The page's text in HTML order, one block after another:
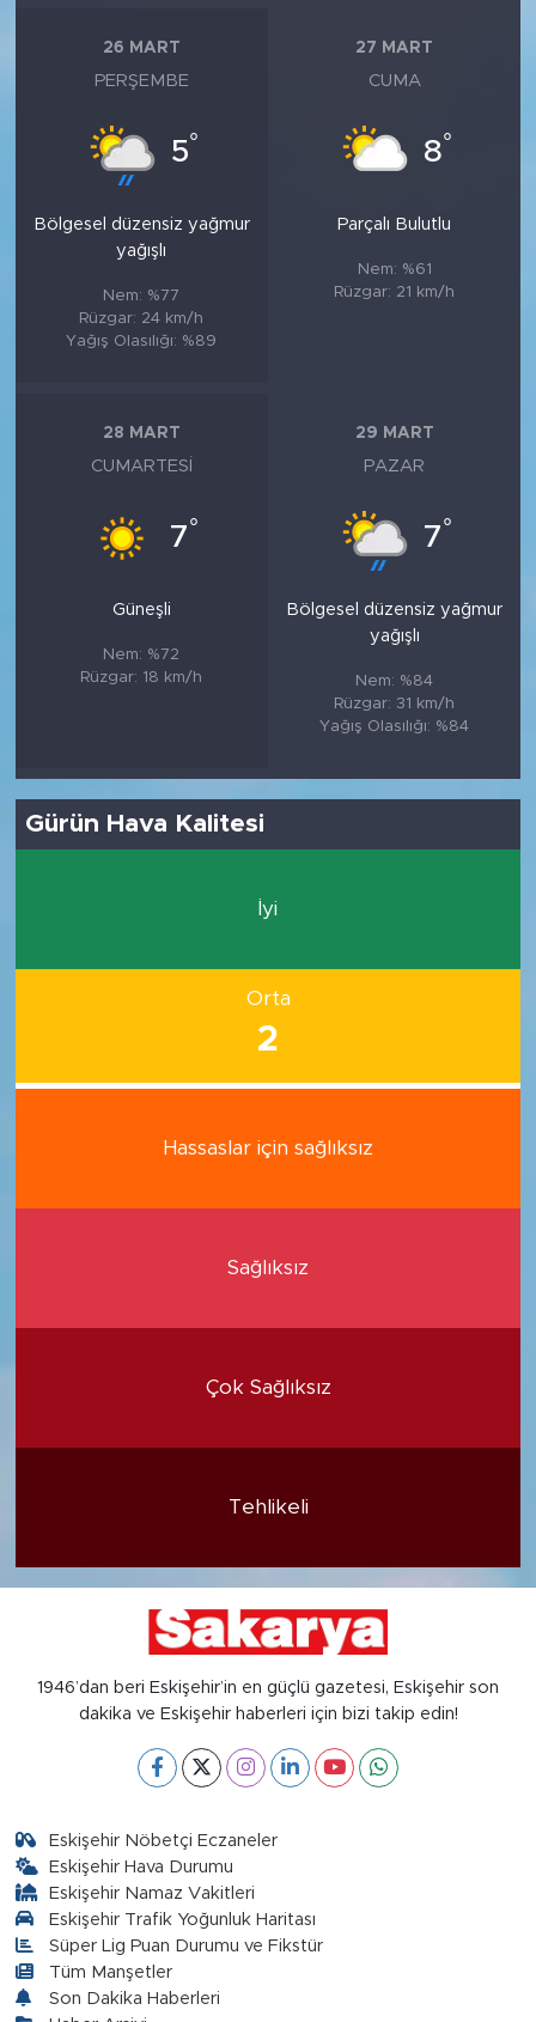
26 MART
PERŞEMBE
5°
Bölgesel düzensiz yağmur
yağışlı
Nem: %77
Rüzgar: 24 km/h
Yağış Olasılığı: %89
27 MART
CUMA
8°
Parçalı Bulutlu
Nem: %61
Rüzgar: 21 km/h
28 MART
CUMARTESI
7°
Güneşli
Nem: %72
Rüzgar: 18 km/h
29 MART
PAZAR
7°
Bölgesel düzensiz yağmur
yağışlı
Nem: %84
Rüzgar: 31 km/h
Yağış Olasılığı: %84
Gürün Hava Kalitesi
İyi
Orta
2
Hassaslar için sağlıksız
Sağlıksız
Çok Sağlıksız
Tehlikeli
1946’dan beri Eskişehir’in en güçlü gazetesi, Eskişehir son
dakika ve Eskişehir haberleri için bizi takip edin!
Eskişehir Nöbetçi Eczaneler
Eskişehir Hava Durumu
Eskişehir Namaz Vakitleri
Eskişehir Trafik Yoğunluk Haritası
Süper Lig Puan Durumu ve Fikstür
Tüm Manşetler
Son Dakika Haberleri